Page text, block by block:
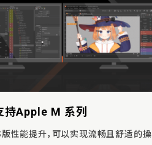
持Apple M 系列
性能提升，可以实现流畅且舒适的操